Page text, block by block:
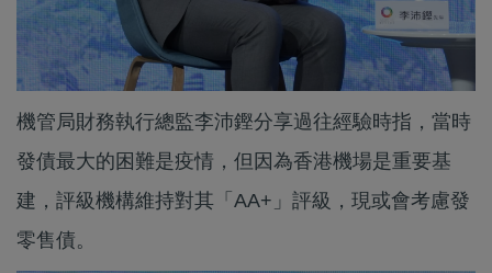
機管局財務執行總監李沛鏗分享過往經驗時指，當時
發債最大的困難是疫情，但因為香港機場是重要基
建，評級機構維持對其「AA+」評級，現或會考慮發
零售債。